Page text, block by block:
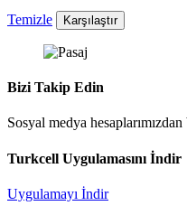
Temizle Karşılaştır
Bizi Takip Edin
Sosyal medya
Turkcell Uygulamasını İndir
Uygulamayı İndir